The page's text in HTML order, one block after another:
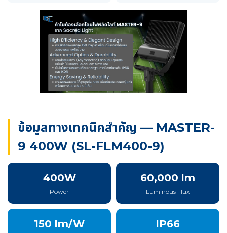
ข้อมูลทางเทคนิคสำคัญ — MASTER-
9 400W (SL-FLM400-9)
400W
Power
60,000 lm
Luminous Flux
150 lm/W IP66